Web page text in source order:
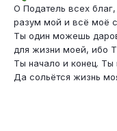
О Податель всех
разум мой и всё моё
Ты один можешь
для жизни моей, ибо
Ты начало и конец. Ты
Да сольётся жизнь